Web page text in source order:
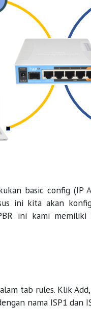
basic config (IP
ini kita akan
ini kami
tab rules. Klik
nama ISP1 dan